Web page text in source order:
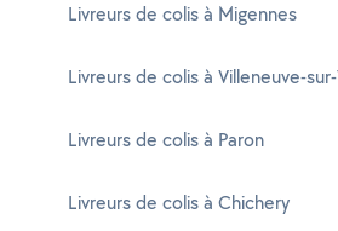
Livreurs de colis à Migennes
Livreurs de colis à Villeneuve-
Livreurs de colis à Paron
Livreurs de colis à Chichery